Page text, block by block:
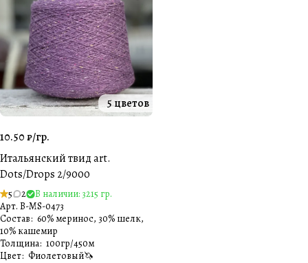
5 цветов
10.50 ₽/гр.
Итальянский твид art.
Dots/Drops 2/9000
5 2
В наличии: 3215 гр.
Арт. B-MS-0473
Состав: 60% меринос, 30% шелк,
10% кашемир
Толщина: 100гр/450м
Цвет: Фиолетовый🦄